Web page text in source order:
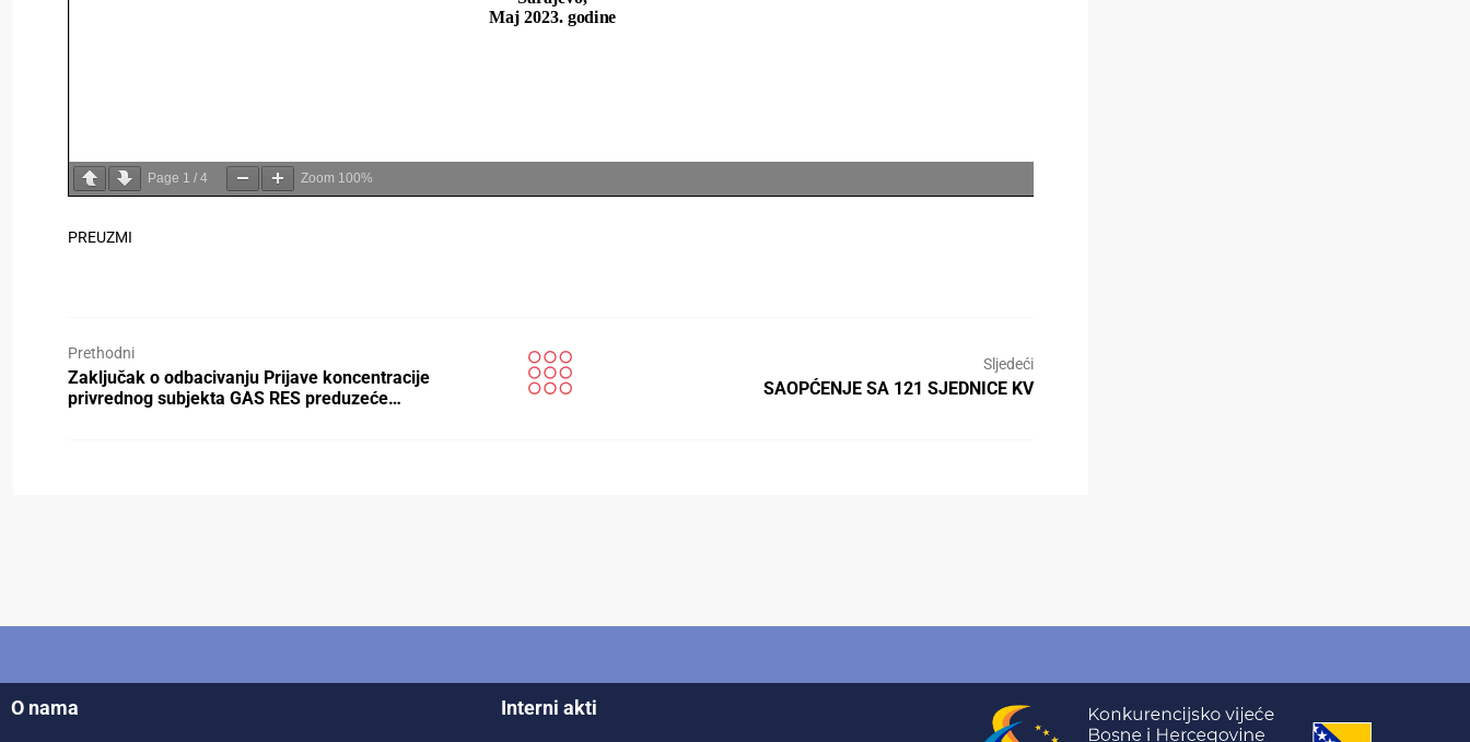
Page 1 / 4 Zoom 100%
PREUZMI
Prethodni
Zaključak o odbacivanju Prijave koncentracije
privrednog subjekta GAS RES preduzeće…
Sljedeći
SAOPĆENJE SA 121 SJEDNICE KV
O nama Interni akti